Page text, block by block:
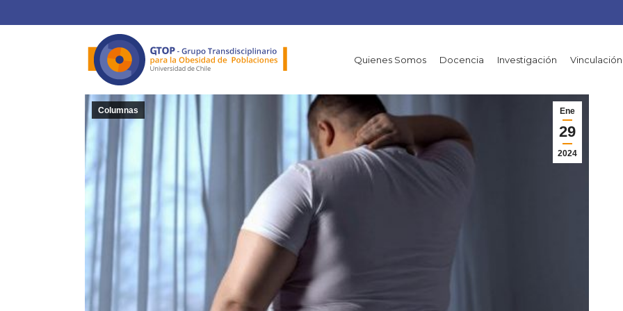
Quienes Somos Docencia Investigación Vinculación
Ene
29
2024
Columnas